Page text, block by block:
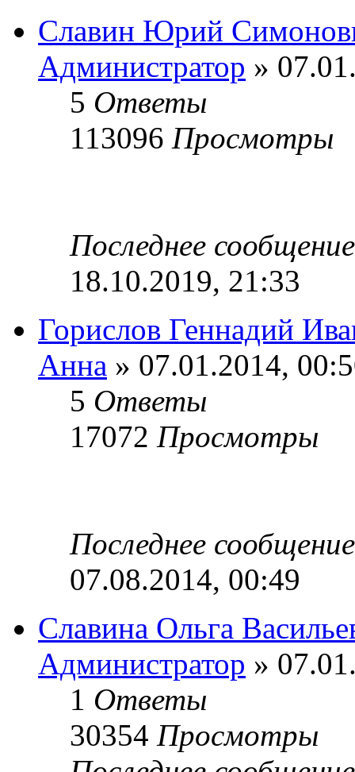
Славин Юрий
Администратор »
5 Ответы
113096 Просмотры
Последнее
18.10.2019, 21:33
Горислов Геннадий
Анна » 07.01.2014,
5 Ответы
17072 Просмотры
Последнее
07.08.2014, 00:49
Славина Ольга
Администратор »
1 Ответы
30354 Просмотры